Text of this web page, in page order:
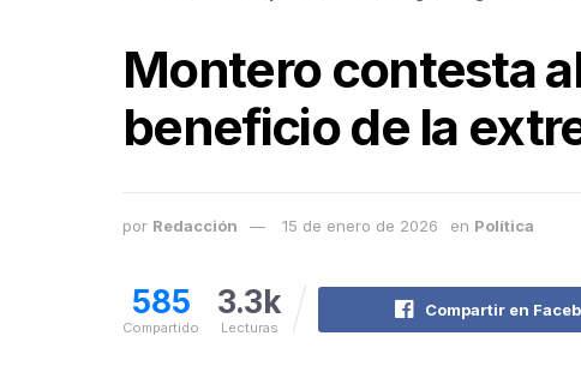
Montero contesta
beneficio de la
por Redacción 15 de enero de 2026 en Política
585
Compartido
3.3k
Lecturas
Compartir en